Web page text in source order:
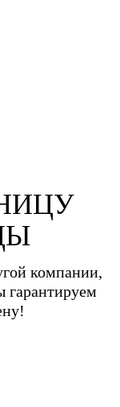
компании,
гарантируем